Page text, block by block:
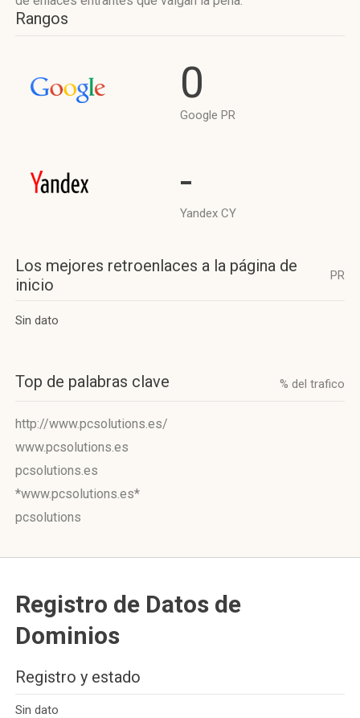
Rangos
0
Google PR
-
Yandex CY
Los mejores retroenlaces a la página de
inicio
PR
Sin dato
Top de palabras clave % del trafico
http://www.pcsolutions.es/
www.pcsolutions.es
pcsolutions.es
*www.pcsolutions.es*
pcsolutions
Registro de Datos de
Dominios
Registro y estado
Sin dato